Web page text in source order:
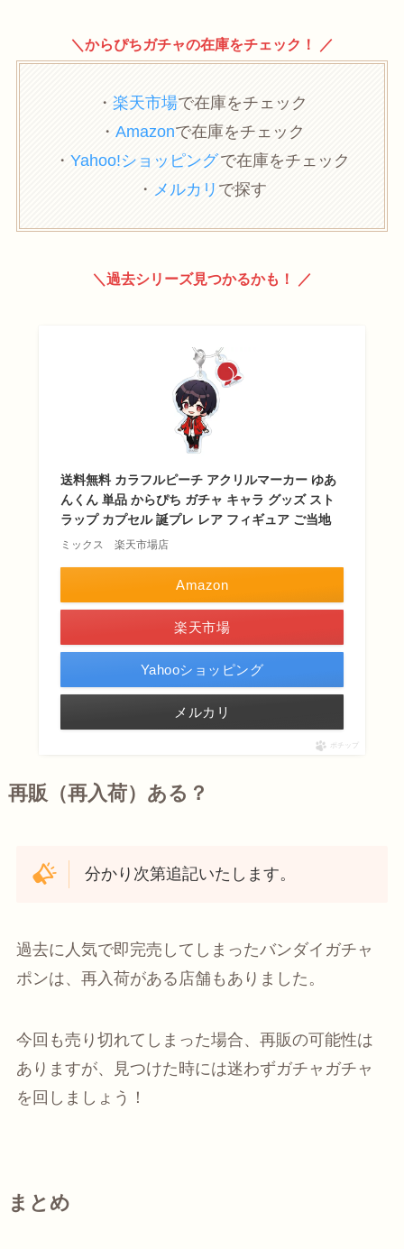
＼からぴちガチャの在庫をチェック！ ／
・ 楽天市場で在庫をチェック
・ Amazonで在庫をチェック
・ Yahoo!ショッピングで在庫をチェック
・ メルカリ で探す
＼過去シリーズ見つかるかも！ ／
送料無料 カラフルピーチ アクリルマーカー ゆあ
んくん 単品 からぴち ガチャ キャラ グッズ スト
ラップ カプセル 誕プレ レア フィギュア ご当地
ミックス 楽天市場店
Amazon
楽天市場
Yahooショッピング
メルカリ
ポチップ
再販（再入荷）ある？
分かり次第追記いたします。
過去に人気で即完売してしまったバンダイガチャ
ポンは、再入荷がある店舗もありました。
今回も売り切れてしまった場合、再販の可能性は
ありますが、見つけた時には迷わずガチャガチャ
を回しましょう！
まとめ